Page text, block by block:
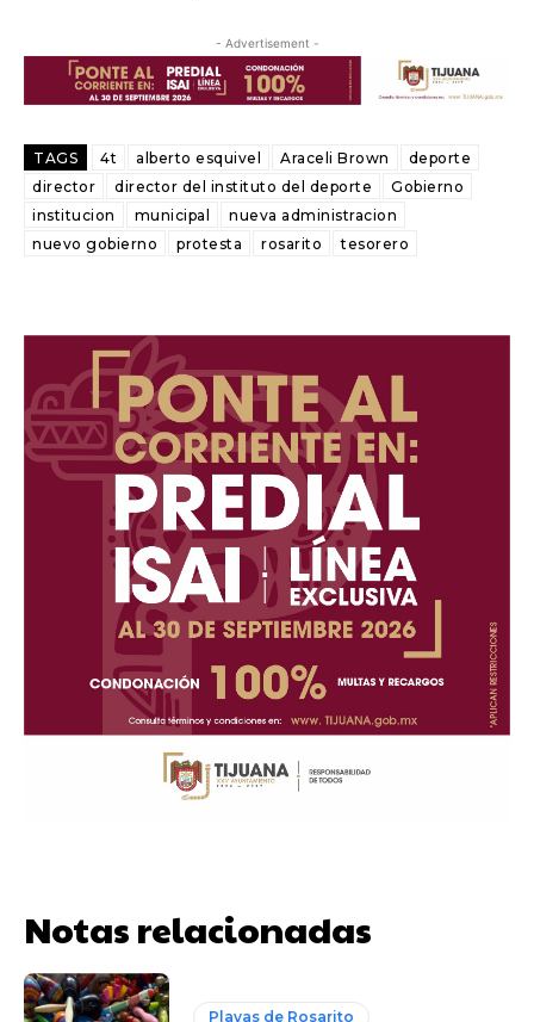
- Advertisement -
TAGS 4t alberto esquivel Araceli Brown
deporte
director
director del instituto del deporte
Gobierno
institucion
municipal
nueva administracion
nuevo gobierno
protesta rosarito tesorero
Notas relacionadas
Playas de Rosarito